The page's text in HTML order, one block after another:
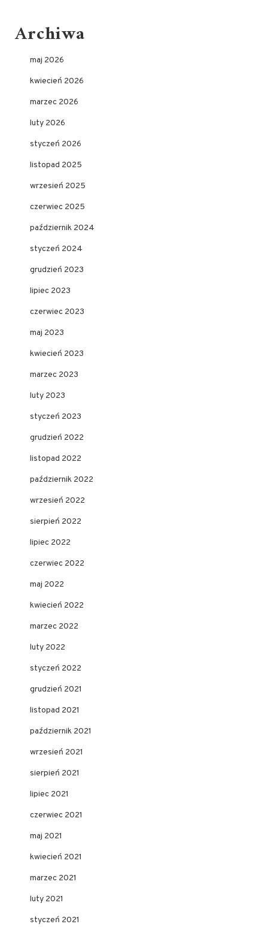
Archiwa
maj 2026
kwiecień 2026
marzec 2026
luty 2026
styczeń 2026
listopad 2025
wrzesień 2025
czerwiec 2025
październik 2024
styczeń 2024
grudzień 2023
lipiec 2023
czerwiec 2023
maj 2023
kwiecień 2023
marzec 2023
luty 2023
styczeń 2023
grudzień 2022
listopad 2022
październik 2022
wrzesień 2022
sierpień 2022
lipiec 2022
czerwiec 2022
maj 2022
kwiecień 2022
marzec 2022
luty 2022
styczeń 2022
grudzień 2021
listopad 2021
październik 2021
wrzesień 2021
sierpień 2021
lipiec 2021
czerwiec 2021
maj 2021
kwiecień 2021
marzec 2021
luty 2021
styczeń 2021